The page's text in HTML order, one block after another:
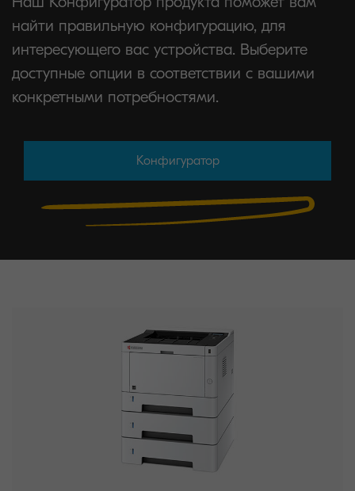
найти правильную конфигурацию, для
интересующего вас устройства. Выберите
доступные опции в соответствии с вашими
конкретными потребностями.
Конфигуратор